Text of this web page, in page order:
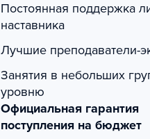
Постоянная поддержка
наставника
Лучшие преподаватели-
Занятия в небольших
уровню
Официальная гарантия
поступления на бюджет